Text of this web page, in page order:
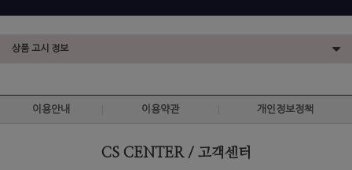
상품 고시 정보
이용안내 이용약관 개인정보정책
CS CENTER / 고객센터